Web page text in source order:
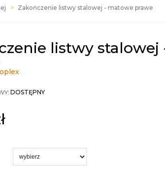
Zakończenie listwy stalowej - matowe prawe
listwy stalowej
DOSTĘPNY